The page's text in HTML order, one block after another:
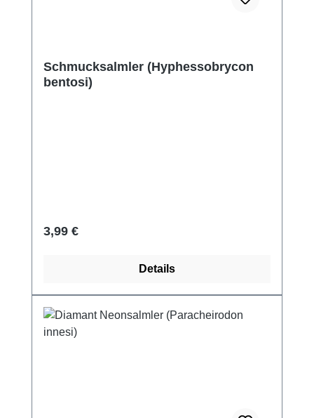
Schmucksalmler (Hyphessobrycon
bentosi)
Regulärer Preis:
3,99 €
Details